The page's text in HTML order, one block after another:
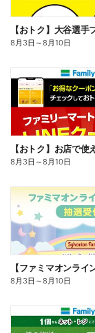
8月3日 ～8月10日
8月3日 ～8月10日
8月3日 ～8月10日